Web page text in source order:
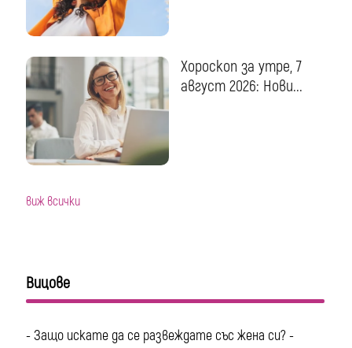
Хороскоп за утре, 7
август 2026: Нови...
виж всички
Вицове
- Защо искате да се развеждате със жена си? -